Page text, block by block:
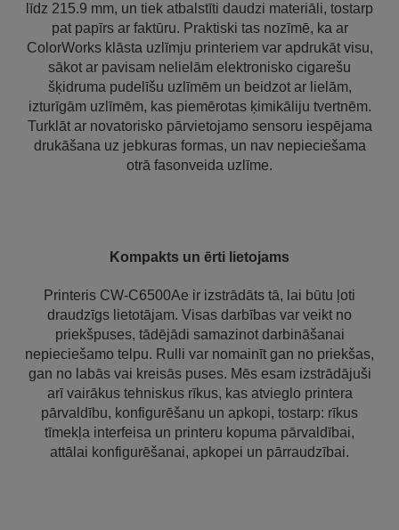
līdz 215.9 mm, un tiek atbalstīti daudzi materiāli, tostarp
pat papīrs ar faktūru. Praktiski tas nozīmē, ka ar
ColorWorks klāsta uzlīmju printeriem var apdrukāt visu,
sākot ar pavisam nelielām elektronisko cigarešu
šķidruma pudelīšu uzlīmēm un beidzot ar lielām,
izturīgām uzlīmēm, kas piemērotas ķimikāliju tvertnēm.
Turklāt ar novatorisko pārvietojamo sensoru iespējama
drukāšana uz jebkuras formas, un nav nepieciešama
otrā fasonveida uzlīme.
Kompakts un ērti lietojams
Printeris CW-C6500Ae ir izstrādāts tā, lai būtu ļoti
draudzīgs lietotājam. Visas darbības var veikt no
priekšpuses, tādējādi samazinot darbināšanai
nepieciešamo telpu. Rulli var nomainīt gan no priekšas,
gan no labās vai kreisās puses. Mēs esam izstrādājuši
arī vairākus tehniskus rīkus, kas atvieglo printera
pārvaldību, konfigurēšanu un apkopi, tostarp: rīkus
tīmekļa interfeisa un printeru kopuma pārvaldībai,
attālai konfigurēšanai, apkopei un pārraudzībai.